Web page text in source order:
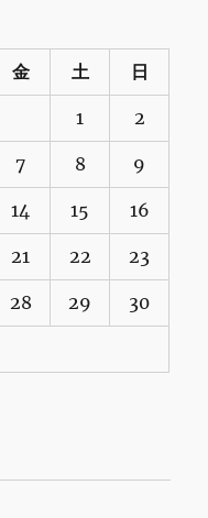
金 土 日
1 2
7 8 9
14 15 16
21 22 23
28 29 30